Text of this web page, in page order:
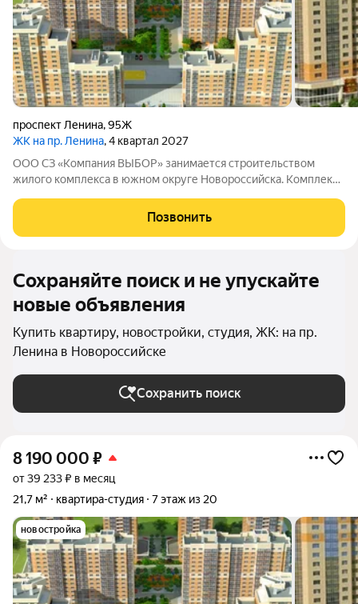
проспект Ленина,95Ж
ЖК на пр. Ленина, 4 квартал 2027
ООО СЗ «Компания ВЫБОР» занимается строительством
жилого комплекса в южном округе Новороссийска. Комплекс
который отличается благоприятной экологической
обстановкой. Рядом находится Пионерская роща
Позвонить
Сохраняйте поиск и не упускайте
новые объявления
Купить квартиру, новостройки, студия, ЖК: на пр.
Ленина в Новороссийске
Сохранить поиск
8 190 000 ₽
от 39 233 ₽ в месяц
21,7 м²
квартира-студия 7 этаж из 20
новостройка